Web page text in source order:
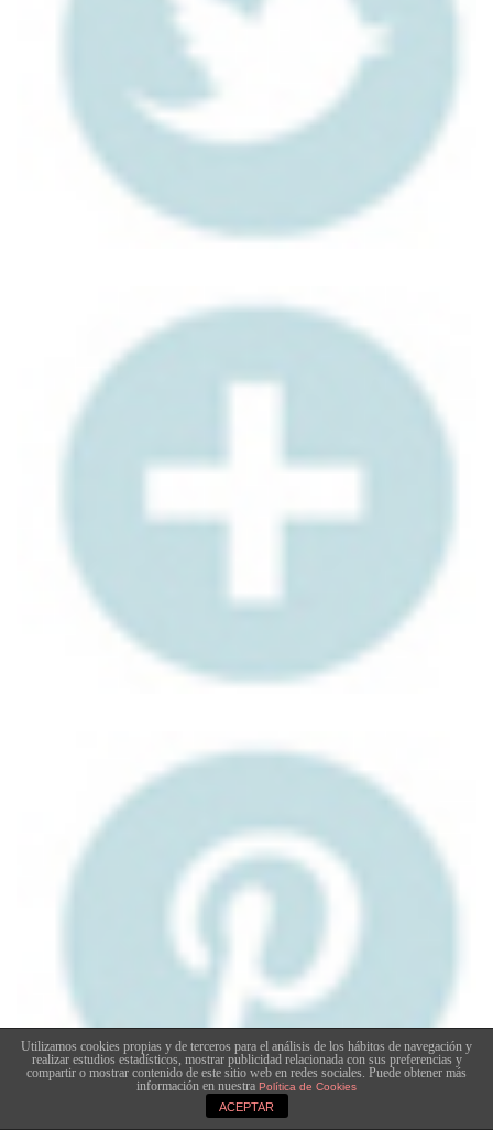
Utilizamos cookies propias y de terceros para el análisis de los hábitos de navegación y
realizar estudios estadísticos, mostrar publicidad relacionada con sus preferencias y
compartir o mostrar contenido de este sitio web en redes sociales. Puede obtener más
información en nuestra Política de Cookies
ACEPTAR